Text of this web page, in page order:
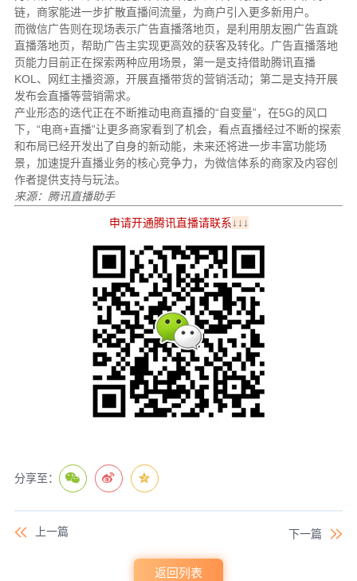
链，商家能进一步扩散直播间流量，为商户引入更多新用户。
而微信广告则在现场表示广告直播落地页，是利用朋友圈广告直跳
直播落地页，帮助广告主实现更高效的获客及转化。广告直播落地
页能力目前正在探索两种应用场景，第一是支持借助腾讯直播
KOL、网红主播资源，开展直播带货的营销活动；第二是支持开展
发布会直播等营销需求。
产业形态的迭代正在不断推动电商直播的“自变量”，在5G的风口
下，“电商+直播”让更多商家看到了机会，看点直播经过不断的探索
和布局已经开发出了自身的新动能，未来还将进一步丰富功能场
景，加速提升直播业务的核心竞争力，为微信体系的商家及内容创
作者提供支持与玩法。
来源：腾讯直播助手
申请开通腾讯直播请联系↓↓↓
分享至：
上一篇 下一篇
返回列表